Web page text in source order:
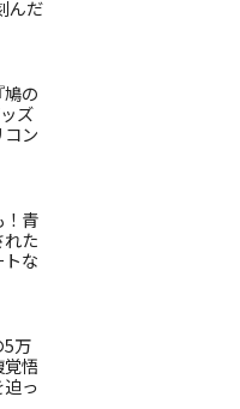
んだ
の
ズ
ン
！青
た
な
5万
悟
っ